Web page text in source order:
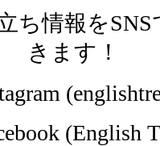
ち情報を
きます！
(English